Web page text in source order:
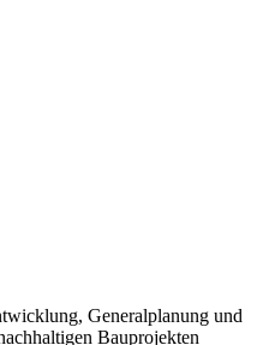
Generalplanung und
Bauprojekten